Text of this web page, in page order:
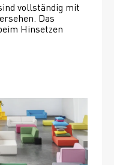
vollständig mit
Das
Hinsetzen